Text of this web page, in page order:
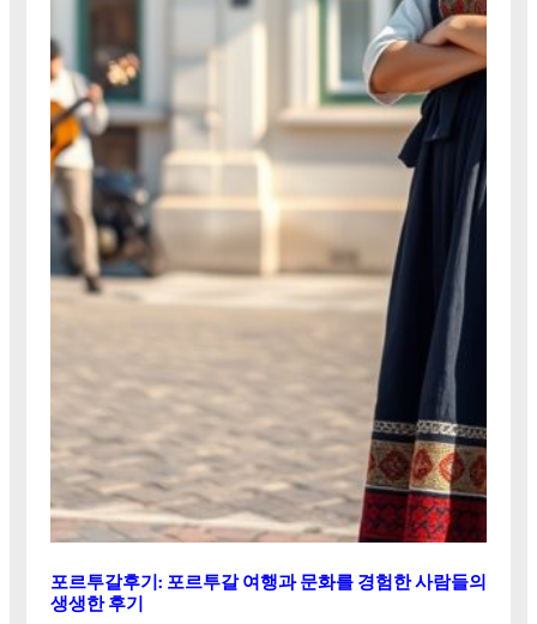
포르투갈후기: 포르투갈 여행과 문화를 경험한 사람들의
생생한 후기